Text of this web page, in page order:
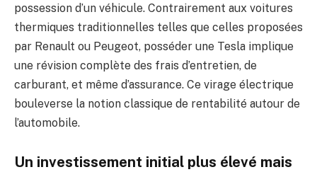
possession d’un véhicule. Contrairement aux voitures
thermiques traditionnelles telles que celles proposées
par Renault ou Peugeot, posséder une Tesla implique
une révision complète des frais d’entretien, de
carburant, et même d’assurance. Ce virage électrique
bouleverse la notion classique de rentabilité autour de
l’automobile.
Un investissement initial plus élevé mais